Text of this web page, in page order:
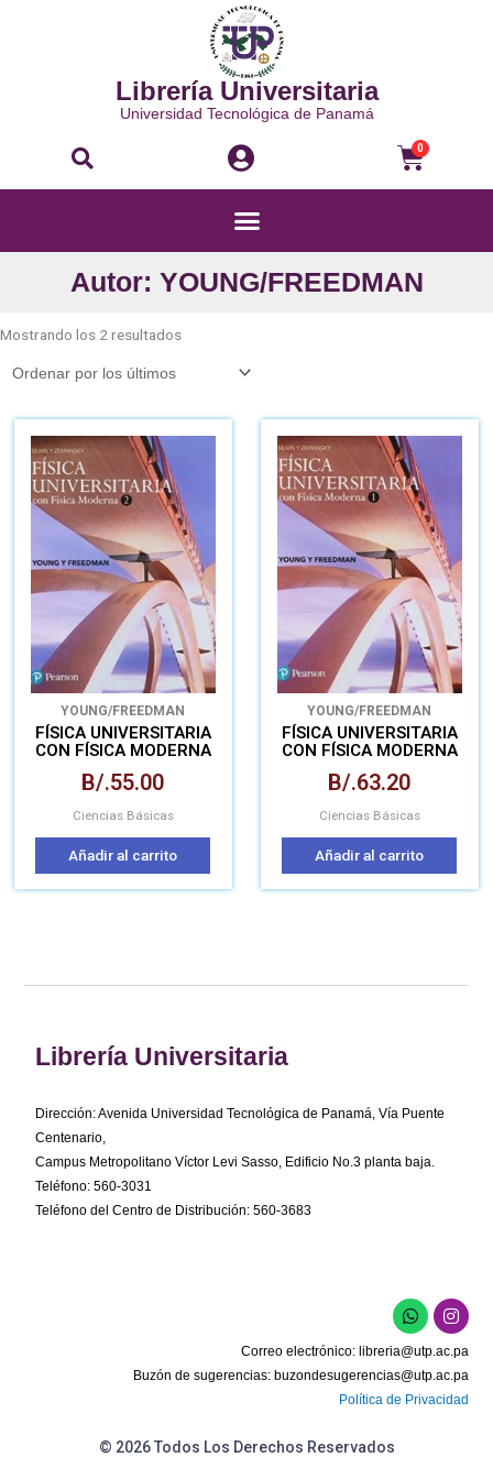
Librería Universitaria
Universidad Tecnológica de Panamá
Buscar 0
Menú
Autor: YOUNG/FREEDMAN
Mostrando los 2 resultadospor
YOUNG/FREEDMAN
FÍSICA UNIVERSITARIA
CON FÍSICA MODERNA
B/.55.00
Ciencias Básicas
Añadir al carrito
YOUNG/FREEDMAN
FÍSICA UNIVERSITARIA
CON FÍSICA MODERNA
B/.63.20
Ciencias Básicas
Añadir al carrito
Librería Universitaria
Dirección: Avenida Universidad Tecnológica de Panamá, Vía Puente
Centenario,
Campus Metropolitano Víctor Levi Sasso, Edificio No.3 planta baja.
Teléfono: 560-3031
Teléfono del Centro de Distribución: 560-3683
W
h
a
t
s
a
p
I
n
s
t
a
g
r
Correo electrónico: libreria@utp.ac.pa
Buzón de sugerencias: buzondesugerencias@utp.ac.pa
Política de Privacidad
© 2026 Todos Los Derechos Reservados